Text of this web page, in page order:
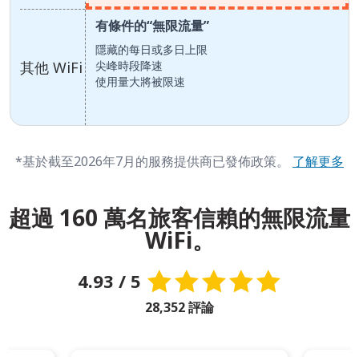
其他 WiFi
有條件的“無限流量”
隱藏的每日或多日上限
尖峰時段降速
使用量大將被限速
*基於截至2026年7月的服務提供商已發佈政策。 了解更多
超過 160 萬名旅客信賴的無限流量
WiFi。
4.93 / 5
28,352 評論